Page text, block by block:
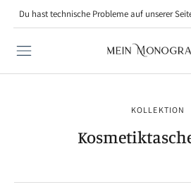
Du hast technische Probleme auf unserer
KOLLEKTION